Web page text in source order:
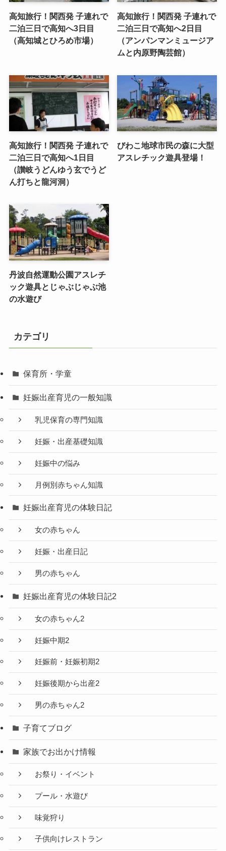
高知旅行！関西発 子連れで
二泊三日で高知へ3日目
（高知城とひろめ市場）
高知旅行！関西発 子連れで
二泊三日で高知へ2日目
（アンパンマンミュージア
ムと内原野陶芸館）
高知旅行！関西発 子連れで
二泊三日で高知へ1日目
（讃岐うどんゆう玄でうど
ん打ちと龍河洞）
びわこ地球市民の森に大型
アスレチック遊具登場！
丹波自然運動公園アスレチ
ック遊具とじゃぶじゃぶ池
の水遊び
カテゴリ
保育所・学童
妊娠出産育児の一般知識
乳児保育の専門知識
妊娠・出産基礎知識
妊娠中の悩み
月例別赤ちゃん知識
妊娠出産育児の体験日記
女の赤ちゃん
妊娠・出産日記
男の赤ちゃん
妊娠出産育児の体験日記2
女の赤ちゃん2
妊娠中期2
妊娠前・妊娠初期2
妊娠後期から出産2
男の赤ちゃん2
子育てブログ
家族でお出かけ情報
お祭り・イベント
プール・水遊び
味覚狩り
子供向けレストラン